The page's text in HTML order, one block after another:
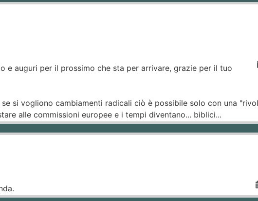
e auguri per il prossimo che sta per arrivare, grazie per il tuo
si vogliono cambiamenti radicali ciò è possibile solo con una
alle commissioni europee e i tempi diventano... biblici...